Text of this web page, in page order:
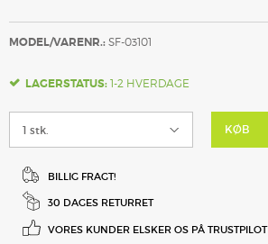
MODEL/VARENR.: SF-03101
LAGERSTATUS: 1-2 HVERDAGE
KØB
BILLIG FRAGT!
30 DAGES RETURRET
VORES KUNDER ELSKER OS PÅ TRUSTPILOT